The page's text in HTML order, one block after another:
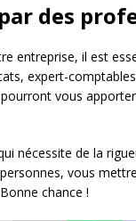
des
entreprise, il est
expert-
vous
nécessite de la
vous
chance !